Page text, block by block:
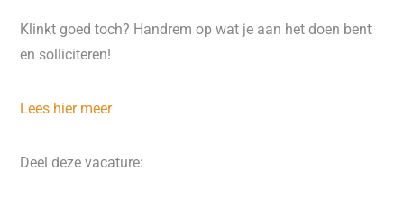
Klinkt goed toch? Handrem op wat je aan het doen bent
en solliciteren!
Lees hier meer
Deel deze vacature: